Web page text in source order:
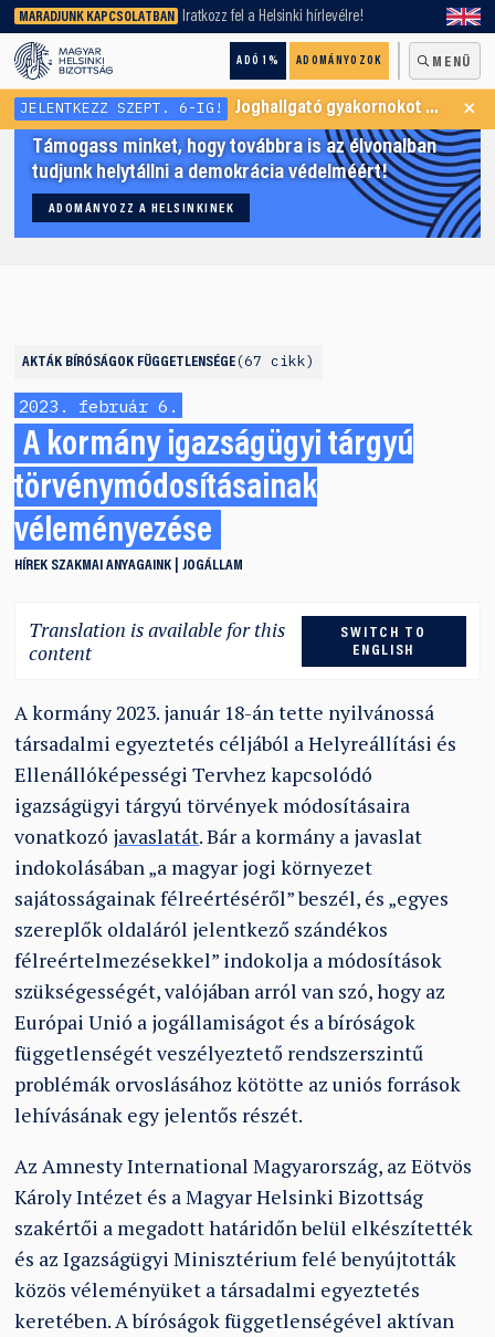
MARADJUNK KAPCSOLATBAN Iratkozz fel a Helsinki hírlevélre!
ADÓ 1% ADOMÁNYOZOK MENÜ
keresőnket!
JELENTKEZZ SZEPT. 6-IG! Joghallgató gyakornokot keresünk Menekültügyi Programunkba ×
Támogass minket, hogy továbbra is az élvonalban
tudjunk helytállni a demokrácia védelméért!
ADOMÁNYOZZ A HELSINKINEK
AKTÁK BÍRÓSÁGOK FÜGGETLENSÉGE 67 cikk
2023. február 6.
A kormány igazságügyi tárgyú
törvénymódosításainak
véleményezése
HÍREK SZAKMAI ANYAGAINK JOGÁLLAM
Translation is available for this
content
SWITCH TO
ENGLISH
A kormány 2023. január 18-án tette nyilvánossá
társadalmi egyeztetés céljából a Helyreállítási és
Ellenállóképességi Tervhez kapcsolódó
igazságügyi tárgyú törvények módosításaira
vonatkozó javaslatát. Bár a kormány a javaslat
indokolásában „a magyar jogi környezet
sajátosságainak félreértéséről” beszél, és „egyes
szereplők oldaláról jelentkező szándékos
félreértelmezésekkel” indokolja a módosítások
szükségességét, valójában arról van szó, hogy az
Európai Unió a jogállamiságot és a bíróságok
függetlenségét veszélyeztető rendszerszintű
problémák orvoslásához kötötte az uniós források
lehívásának egy jelentős részét.
Az Amnesty International Magyarország, az Eötvös
Károly Intézet és a Magyar Helsinki Bizottság
szakértői a megadott határidőn belül elkészítették
és az Igazságügyi Minisztérium felé benyújtották
közös véleményüket a társadalmi egyeztetés
keretében. A bíróságok függetlenségével aktívan